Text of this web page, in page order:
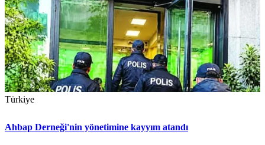
Türkiye
Ahbap Derneği'nin yönetimine kayyım atandı